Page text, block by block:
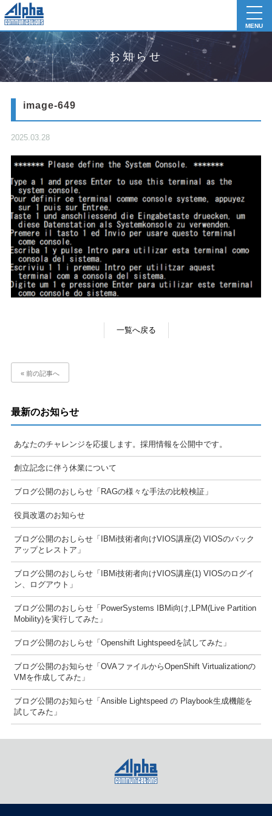
MENU
お知らせ
image-649
2025.03.28
一覧へ戻る
« 前の記事へ
最新のお知らせ
あなたのチャレンジを応援します。採用情報を公開中です。
創立記念に伴う休業について
ブログ公開のおしらせ「RAGの様々な手法の比較検証」
役員改選のお知らせ
ブログ公開のおしらせ「IBMi技術者向けVIOS講座(2) VIOSのバック
アップとレストア」
ブログ公開のおしらせ「IBMi技術者向けVIOS講座(1) VIOSのログイ
ン、ログアウト」
ブログ公開のおしらせ「PowerSystems IBMi向け,LPM(Live Partition
Mobility)を実行してみた」
ブログ公開のおしらせ「Openshift Lightspeedを試してみた」
ブログ公開のお知らせ「OVAファイルからOpenShift Virtualizationの
VMを作成してみた」
ブログ公開のお知らせ「Ansible Lightspeed の Playbook生成機能を
試してみた」